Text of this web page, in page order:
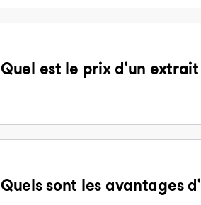
Quel est le prix d'un
Quels sont les avantages